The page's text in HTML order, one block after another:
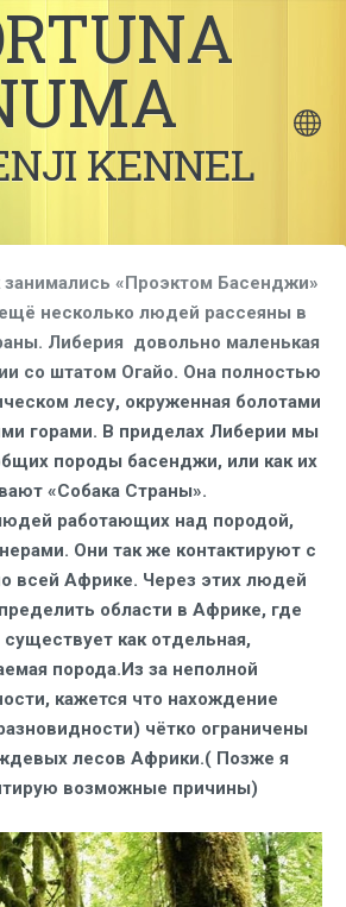
KENNEL
занимались «Проэктом Басенджи»
несколько людей рассеяны в
Либерия довольно маленькая
со штатом Огайо. Она полностью
лесу, окруженная болотами
горами. В приделах Либерии мы
породы басенджи, или как их
«Собака Страны».
работающих над породой,
Они так же контактируют с
всей Африке. Через этих людей
области в Африке, где
как отдельная,
порода.Из за неполной
кажется что нахождение
чётко ограничены
лесов Африки.( Позже я
возможные причины)